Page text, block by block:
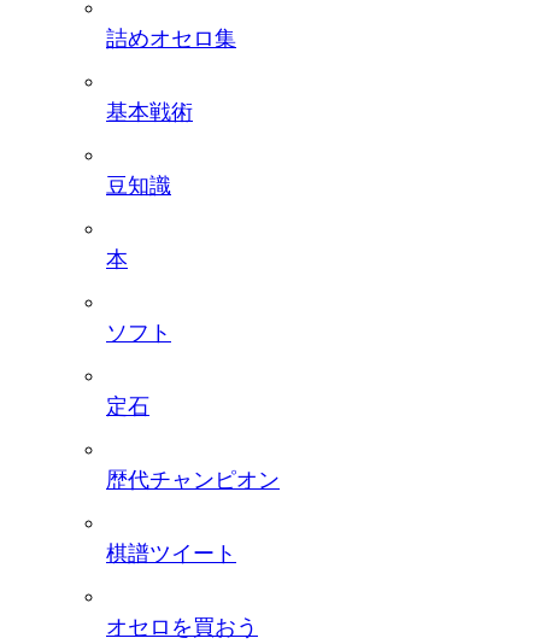
詰めオセロ集
基本戦術
豆知識
本
ソフト
定石
歴代チャンピオン
棋譜ツイート
オセロを買おう